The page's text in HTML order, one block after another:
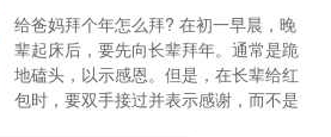
给爸妈拜个年怎么拜? 在初一早晨，晚
辈起床后，要先向长辈拜年。通常是跪
地磕头，以示感恩。但是，在长辈给红
包时，要双手接过并表示感谢，而不是